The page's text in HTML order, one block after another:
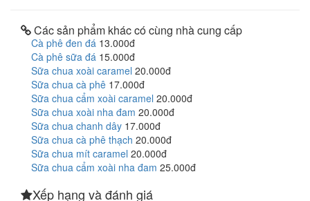
Các sản phẩm khác có cùng nhà cung cấp
Cà phê đen đá 13.000đ
Cà phê sữa đá 15.000đ
Sữa chua xoài caramel 20.000đ
Sữa chua cà phê 17.000đ
Sữa chua cẩm xoài caramel 20.000đ
Sữa chua xoài nha đam 20.000đ
Sữa chua chanh dây 17.000đ
Sữa chua cà phê thạch 20.000đ
Sữa chua mít caramel 20.000đ
Sữa chua cẩm xoài nha đam 25.000đ
Xếp hạng và đánh giá